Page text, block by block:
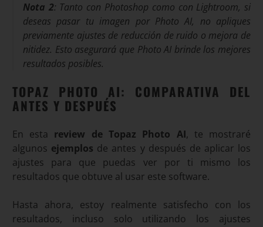
Nota 2: Tanto con Photoshop como con Lightroom, si
deseas pasar tu imagen por Photo AI, no apliques
previamente ajustes de reducción de ruido o mejora de
nitidez. Esto asegurará que Photo AI brinde los mejores
resultados posibles.
TOPAZ PHOTO AI: COMPARATIVA DEL
ANTES Y DESPUÉS
En esta review de Topaz Photo AI, te mostraré
algunos ejemplos de antes y después de aplicar los
ajustes para que puedas ver por ti mismo los
resultados que obtuve al usar este software.
Hasta ahora, estoy realmente satisfecho con los
resultados, incluso solo utilizando los ajustes